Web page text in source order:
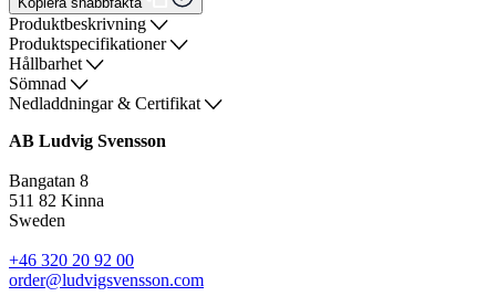
Produktbeskrivning
Produktspecifikationer
Hållbarhet
Sömnad
Nedladdningar & Certifikat
AB Ludvig Svensson
Bangatan 8
511 82 Kinna
Sweden
+46 320 20 92 00
order@ludvigsvensson.com